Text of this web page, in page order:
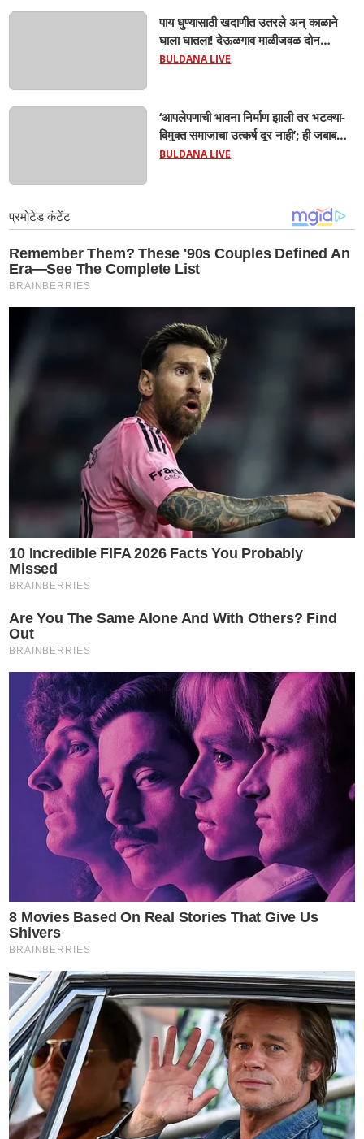
पाय धुण्यासाठी खदाणीत उतरले अन् काळाने
घाला घातला! देऊळगाव माळीजवळ दोन
चिमुकल्यांचा बुडून दुर्दैवी मृत्यू; कोराडी प्रकल्प
BULDANA LIVE
‘आपलेपणाची भावना निर्माण झाली तर भटक्या-
विमुक्त समाजाचा उत्कर्ष दूर नाही’; ही जबाबदारी
केवळ सरकारची नाही,आपल्या सर्वांची !
BULDANA LIVE